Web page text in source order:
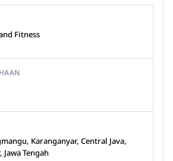
Fitness
Karanganyar, Central Java,
Jawa Tengah